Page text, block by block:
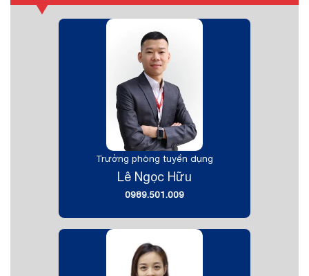
Trưởng phòng tuyển dụng
Lê Ngọc Hữu
0989.501.009